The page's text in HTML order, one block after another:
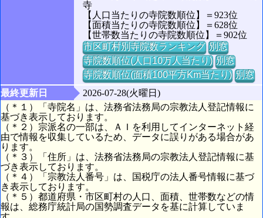
寺
【人口当たりの寺院数順位】＝923位
【面積当たりの寺院数順位】＝628位
【世帯数当たりの寺院数順位】＝902位
市区町村別寺院数ランキング 別窓
寺院数順位(人口10万人当たり) 別窓
寺院数順位(面積100平方Km当たり) 別窓
最終更新日
2026-07-28(火曜日)
（＊１）「寺院名」は、法務省法務局の宗教法人登記情報に
基づき表示しております。
（＊２）宗派名の一部は、ＡＩを利用してインターネット経
由で情報を収集しているため、データに誤りがある場合があ
ります。
（＊３）「住所」は、法務省法務局の宗教法人登記情報に基
づき表示しております。
（＊４）「宗教法人番号」は、国税庁の法人番号情報に基づ
き表示しております。
（＊５）都道府県・市区町村の人口、面積、世帯数などの情
報は、総務庁統計局の国勢調査データを基に計算していま